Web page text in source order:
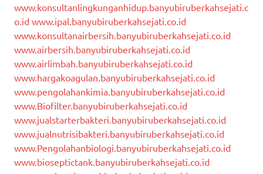
www.konsultanlingkunganhidup.banyubiruberkahsejati.c
o.id www.ipal.banyubiruberkahsejati.co.id
www.konsultanairbersih.banyubiruberkahsejati.co.id
www.airbersih.banyubiruberkahsejati.co.id
www.airlimbah.banyubiruberkahsejati.co.id
www.hargakoagulan.banyubiruberkahsejati.co.id
www.pengolahankimia.banyubiruberkahsejati.co.id
www.Biofilter.banyubiruberkahsejati.co.id
www.jualstarterbakteri.banyubiruberkahsejati.co.id
www.jualnutrisibakteri.banyubiruberkahsejati.co.id
www.Pengolahanbiologi.banyubiruberkahsejati.co.id
www.bioseptictank.banyubiruberkahsejati.co.id